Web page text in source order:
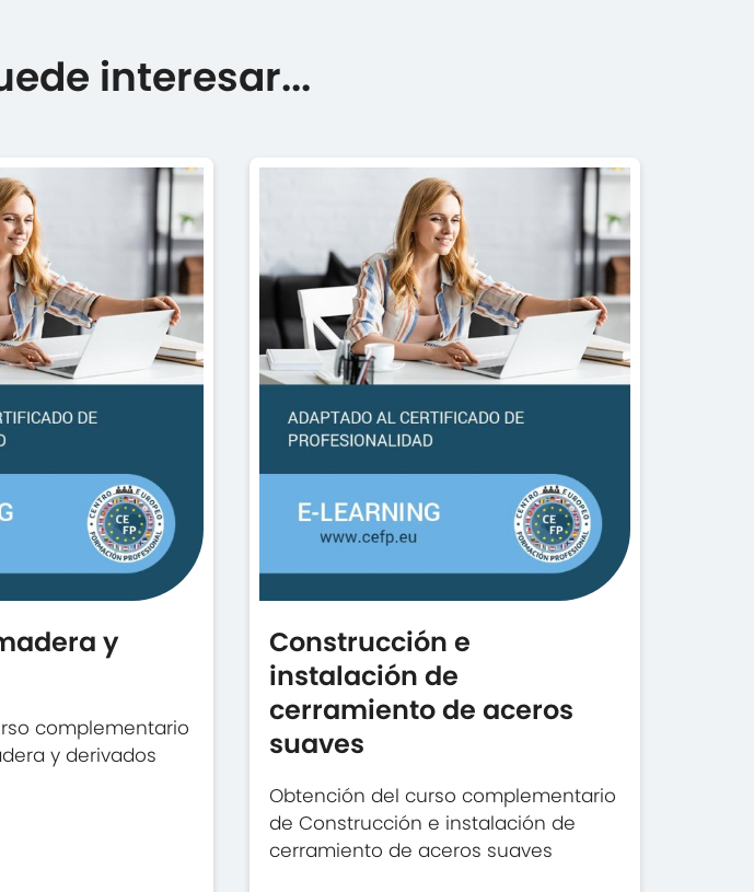
interesar...
y
complementario
y derivados
Construcción e
instalación de
cerramiento de aceros
suaves
Obtención del curso complementario
de Construcción e instalación de
cerramiento de aceros suaves